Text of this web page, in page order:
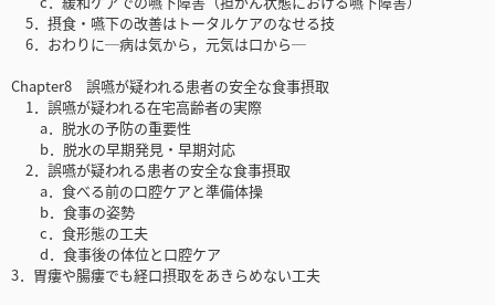
5．摂食・嚥下の改善はトータルケアのなせる技
6．おわりに─病は気から，元気は口から─
Chapter8 誤嚥が疑われる患者の安全な食事摂取
1．誤嚥が疑われる在宅高齢者の実際
a．脱水の予防の重要性
b．脱水の早期発見・早期対応
2．誤嚥が疑われる患者の安全な食事摂取
a．食べる前の口腔ケアと準備体操
b．食事の姿勢
c．食形態の工夫
d．食事後の体位と口腔ケア
3．胃瘻や腸瘻でも経口摂取をあきらめない工夫